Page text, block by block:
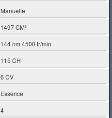
Manuelle
1497 CM³
144 nm 4500 tr/min
115 CH
6 CV
Essence
4